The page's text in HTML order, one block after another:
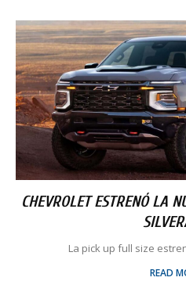
CHEVROLET ESTRENÓ LA
La pick up full size
READ